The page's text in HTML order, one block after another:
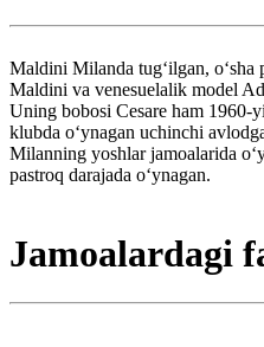
Maldini Milanda tugʻilgan,
Maldini va venesuelalik model
Uning bobosi Cesare ham 1960-
klubda oʻynagan uchinchi
Milanning yoshlar jamoalarida
pastroq darajada oʻynagan.
Jamoalardagi